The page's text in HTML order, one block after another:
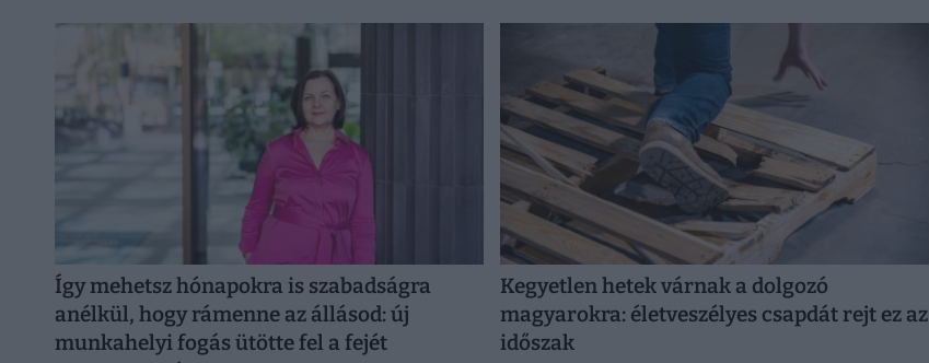
Így mehetsz hónapokra is szabadságra
anélkül, hogy rámenne az állásod: új
munkahelyi fogás ütötte fel a fejét
Kegyetlen hetek várnak a dolgozó
magyarokra: életveszélyes csapdát rejt ez az
időszak